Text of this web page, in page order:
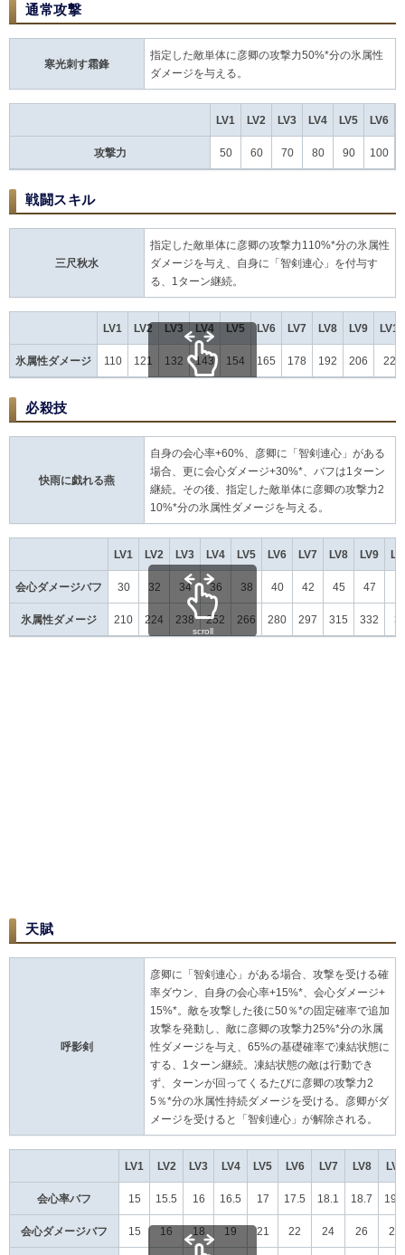
通常攻撃
寒光刺す霜鋒
指定した敵単体に彦卿の攻撃力50%*分の氷属性
ダメージを与える。
LV1 LV2 LV3 LV4 LV5 LV6
攻撃力 50 60 70 80 90 100
戦闘スキル
三尺秋水
指定した敵単体に彦卿の攻撃力110%*分の氷属性
ダメージを与え、自身に「智剣連心」を付与す
る、1ターン継続。
LV1 LV2 LV3 LV4 LV5 LV6 LV7 LV8 LV9 LV10
氷属性ダメージ 110 121 132 143 154 165 178 192 206 220
必殺技
快雨に戯れる燕
自身の会心率+60%、彦卿に「智剣連心」がある
場合、更に会心ダメージ+30%*、バフは1ターン
継続。その後、指定した敵単体に彦卿の攻撃力2
10%*分の氷属性ダメージを与える。
LV1 LV2 LV3 LV4 LV5 LV6 LV7 LV8 LV9
会心ダメージバフ 30 32 34 36 38 40 42 45 47
氷属性ダメージ 210 224 238 252 266 280 297 315 332
scroll
天賦
呼影剣
彦卿に「智剣連心」がある場合、攻撃を受ける確
率ダウン、自身の会心率+15%*、会心ダメージ+
15%*。敵を攻撃した後に50％*の固定確率で追加
攻撃を発動し、敵に彦卿の攻撃力25%*分の氷属
性ダメージを与え、65%の基礎確率で凍結状態に
する、1ターン継続。凍結状態の敵は行動でき
ず、ターンが回ってくるたびに彦卿の攻撃力2
5％*分の氷属性持続ダメージを受ける。彦卿がダ
メージを受けると「智剣連心」が解除される。
LV1 LV2 LV3 LV4 LV5 LV6 LV7 LV8 LV9
会心率バフ 15 15.5 16 16.5 17 17.5 18.1 18.7 19.3
会心ダメージバフ 15 16 18 19 21 22 24 26 28